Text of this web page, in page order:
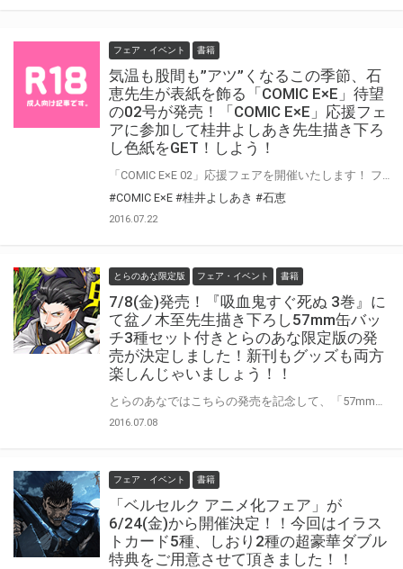
フェア・イベント 書籍
気温も股間も”アツ”くなるこの季節、石
恵先生が表紙を飾る「COMIC E×E」待望
の02号が発売！「COMIC E×E」応援フェ
アに参加して桂井よしあき先生描き下ろ
し色紙をGET！しよう！
#COMIC E×E #桂井よしあき #石恵
2016.07.22
とらのあな限定版 フェア・イベント 書籍
7/8(金)発売！『吸血鬼すぐ死ぬ 3巻』に
て盆ノ木至先生描き下ろし57mm缶バッ
チ3種セット付きとらのあな限定版の発
売が決定しました！新刊もグッズも両方
楽しんじゃいましょう！！
2016.07.08
フェア・イベント 書籍
「ベルセルク アニメ化フェア」が
6/24(金)から開催決定！！今回はイラス
トカード5種、しおり2種の超豪華ダブル
特典をご用意させて頂きました！！